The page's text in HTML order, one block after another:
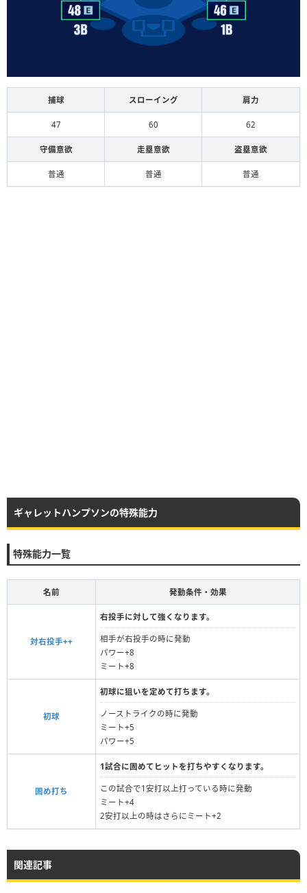
捕球 スローイング 肩力
47 60 62
守備意欲 走塁意欲 盗塁意欲
普通 普通 普通
ギャレットハンプソンの特殊能力
特殊能力一覧
名前 発動条件・効果
対右投手++
右投手に対して強くなります。
相手が右投手の時に発動
パワー+8
ミート+8
初球
初球に狙いを定めて打ちます。
ノーストライクの時に発動
ミート+5
パワー+5
固め打ち
1試合に固めてヒットを打ちやすくなります。
この試合で1安打以上打っている時に発動
ミート+4
2安打以上の時はさらにミート+2
関連記事